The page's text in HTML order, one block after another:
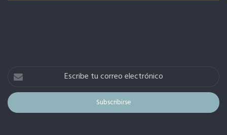
Escribe
correo
electrónico